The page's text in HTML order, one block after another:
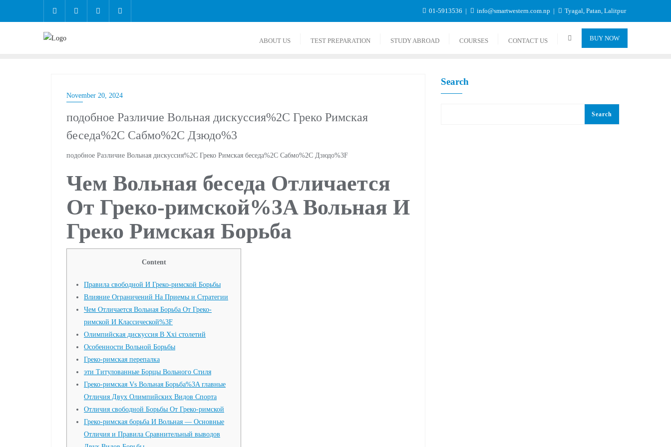
01-5913536 info@smartwestern.com.np Tyagal, Patan, Lalitpur
ABOUT US TEST PREPARATION STUDY ABROAD COURSES CONTACT US BUY NOW
November 20, 2024
подобное Различие Вольная дискуссия%2C Греко Римская
беседа%2C Сабмо%2C Дзюдо%3
подобное Различие Вольная дискуссия%2C Греко Римская беседа%2C Сабмо%2C Дзюдо%3F
Чем Вольная беседа Отличается
От Греко-римской%3A Вольная И
Греко Римская Борьба
Content
Правила свободной И Греко-римской Борьбы
Влияние Ограничений На Приемы и Стратегии
Чем Отличается Вольная Борьба От Греко-
римской И Классической%3F
Олимпийская дискуссия В Xxi столетий
Особенности Вольной Борьбы
Греко-римская перепалка
эти Титулованные Борцы Вольного Стиля
Греко-римская Vs Вольная Борьба%3A главные
Отличия Двух Олимпийских Видов Спорта
Отличия свободной Борьбы От Греко-римской
Греко-римская борьба И Вольная — Основные
Отличия и Правила Сравнительный выводов
Search
Search